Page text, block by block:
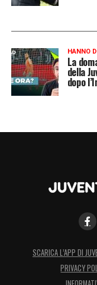
HANNO
La
della
dopo
SCARICA L’APP DI
PRIVACY